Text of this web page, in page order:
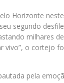
Horizonte
segundo
milhares
vivo”, o cortejo
pela